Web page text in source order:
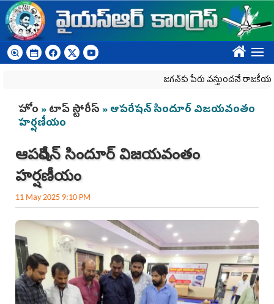
Skip to main content
????
జగన్‌కు పేరు వస్తుందనే రాజకీయ కక్షతో
You are here
హోం »టాప్ స్టోరీస్ » ఆపరేషన్ సిందూర్ విజయవంతం
హర్షణీయం
ఆపరేషన్ సిందూర్ విజయవంతం
హర్షణీయం
11 May 2025 9:10 PM